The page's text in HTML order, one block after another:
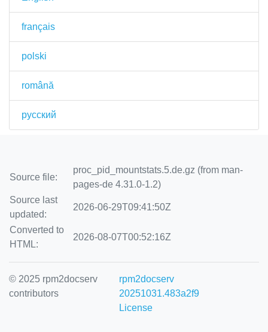
français
polski
română
русский
Source file:
proc_pid_mountstats.5.de.gz (from man-
pages-de 4.31.0-1.2)
Source last
updated:
2026-06-29T09:41:50Z
Converted to
HTML:
2026-08-07T00:52:16Z
© 2025 rpm2docserv
contributors
rpm2docserv
20251031.483a2f9
License